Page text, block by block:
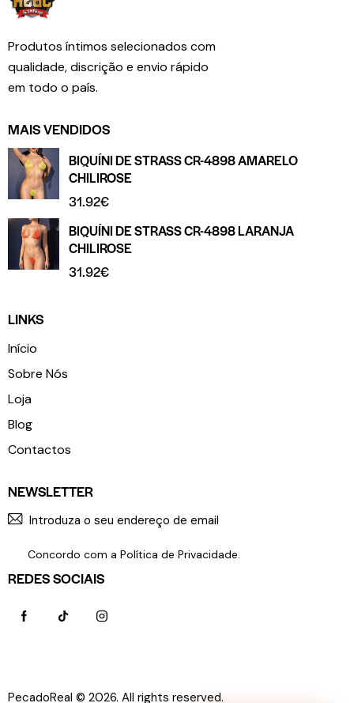
Produtos íntimos selecionados com
qualidade, discrição e envio rápido
em todo o país.
MAIS VENDIDOS
BIQUÍNI DE STRASS CR-4898 AMARELO
CHILIROSE
31.92€
BIQUÍNI DE STRASS CR-4898 LARANJA
CHILIROSE
31.92€
LINKS
Início
Sobre Nós
Loja
Blog
Contactos
NEWSLETTER
Concordo com a Política de Privacidade.
REDES SOCIAIS
PecadoReal © 2026. All rights reserved.